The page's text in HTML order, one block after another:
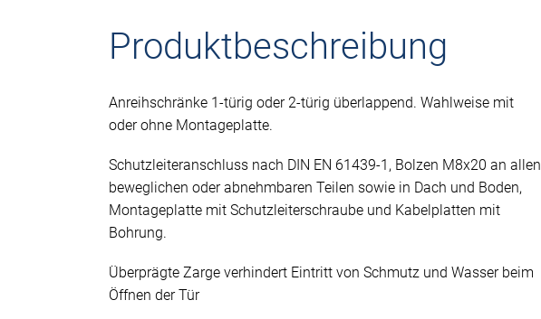
Produktbeschreibung
Anreihschränke 1-türig oder 2-türig überlappend. Wahlweise mit
oder ohne Montageplatte.
Schutzleiteranschluss nach DIN EN 61439-1, Bolzen M8x20 an allen
beweglichen oder abnehmbaren Teilen sowie in Dach und Boden,
Montageplatte mit Schutzleiterschraube und Kabelplatten mit
Bohrung.
Überprägte Zarge verhindert Eintritt von Schmutz und Wasser beim
Öffnen der Tür